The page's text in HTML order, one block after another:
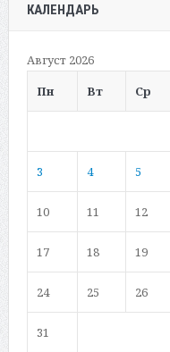
КАЛЕНДАРЬ
Август 2026
Пн
Вт Ср
3 4 5
10 11 12
17 18 19
24 25 26
31